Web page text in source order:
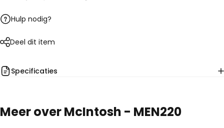
Hulp nodig?
Deel dit item
Specificaties
MeeroverMcIntosh - MEN220